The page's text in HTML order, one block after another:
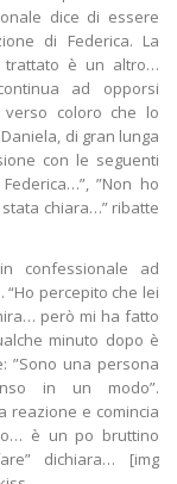
dice di essere
di Federica. La
trattato è un altro…
ad opporsi
coloro che lo
di gran lunga
con le seguenti
”Non ho
chiara…” ribatte
confessionale ad
percepito che lei
però mi ha fatto
minuto dopo è
”Sono una persona
in un modo”.
reazione e comincia
è un po bruttino
dichiara… [img